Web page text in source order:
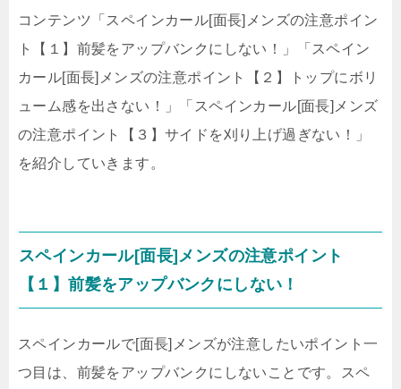
コンテンツ「スペインカール[面長]メンズの注意ポイン
ト【１】前髪をアップバンクにしない！」「スペイン
カール[面長]メンズの注意ポイント【２】トップにボリ
ューム感を出さない！」「スペインカール[面長]メンズ
の注意ポイント【３】サイドを刈り上げ過ぎない！」
を紹介していきます。
スペインカール[面長]メンズの注意ポイント
【１】前髪をアップバンクにしない！
スペインカールで[面長]メンズが注意したいポイント一
つ目は、前髪をアップバンクにしないことです。スペ